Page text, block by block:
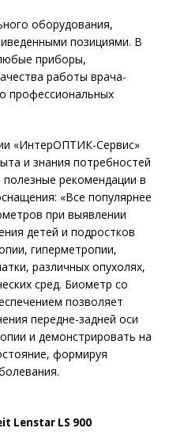
оборудования,
позициями. В
приборы,
работы врача-
профессиональных
«ИнтерОПТИК-Сервис»
и знания потребностей
рекомендации в
«Все популярнее
при выявлении
детей и подростков
гиперметропии,
различных опухолях,
сред. Биометр со
позволяет
передне-задней оси
и демонстрировать на
формируя
Lenstar LS 900